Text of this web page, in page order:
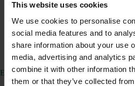
This website uses cookies
We use cookies to personalise
social media features and to
share information about your use
media, advertising and analytics
combine it with other information
them or that they’ve collected
EKV